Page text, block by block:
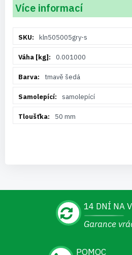
Více informací
informacíkln505005gry-s
0.001000
tmavě šedá
samolepící
50 mm
14 DNÍ NA
Garance
POMOC